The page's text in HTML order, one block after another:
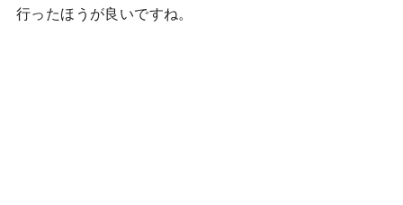
行ったほうが良いですね。